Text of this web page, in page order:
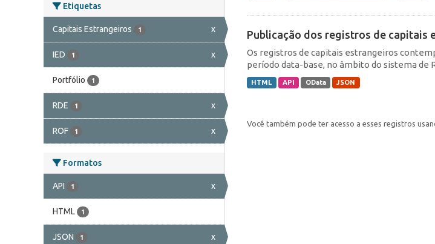
Etiquetas
Capitais Estrangeiros 1 x
IED 1 x
Portfólio 1
RDE 1 x
ROF 1 x
Formatos
API 1 x
HTML 1
JSON 1 x
Publicação dos registros de capitais
Os registros de capitais estrangeiros
período data-base, no âmbito do sistema de
HTML API OData JSON
Você também pode ter acesso a esses registros